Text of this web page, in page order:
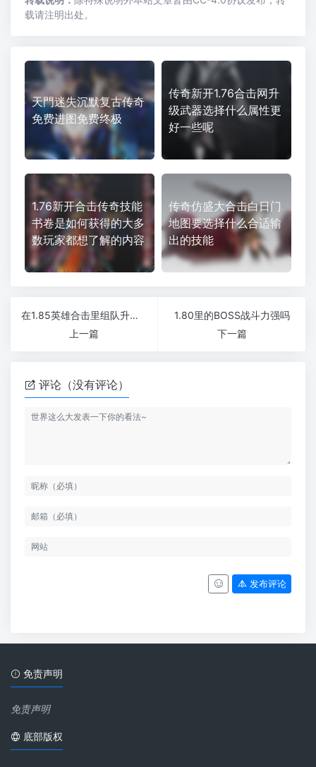
载请注明出处。
天門迷失沉默复古传奇
免费进图免费终极
传奇新开1.76合击网升
级武器选择什么属性更
好一些呢
1.76新开合击传奇技能
书卷是如何获得的大多
数玩家都想了解的内容
传奇仿盛大合击白日门
地图要选择什么合适输
出的技能
在1.85英雄合击里组队升级会更迅速吗
上一篇
1.80里的BOSS战斗力强吗
下一篇
评论（没有评论）
发布评论
免责声明
免责声明
底部版权